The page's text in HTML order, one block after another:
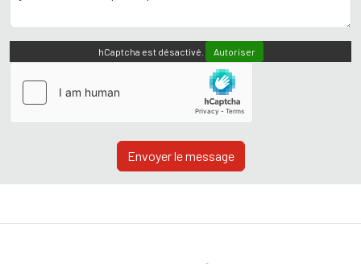
hCaptcha est désactivé. Autoriser
Envoyer le message